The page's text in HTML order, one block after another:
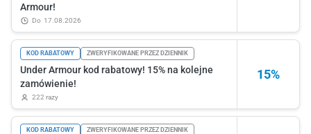
Armour!
do 17.08.2026
15%
KOD RABATOWY ZWERYFIKOWANE PRZEZ DZIENNIK
Under Armour kod rabatowy! 15% na kolejne
zamówienie!
222 razy
KOD RABATOWY ZWERYFIKOWANE PRZEZ DZIENNIK